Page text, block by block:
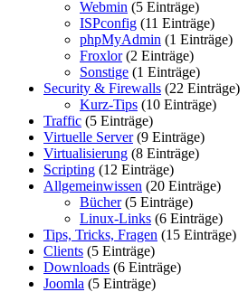
Webmin (5 Einträge)
ISPconfig (11 Einträge)
phpMyAdmin (1 Einträge)
Froxlor(2 Einträge)
Sonstige (1 Einträge)
Security & Firewalls (22 Einträge)
Kurz-Tips (10 Einträge)
Traffic (5 Einträge)
Virtuelle Server(9 Einträge)
Virtualisierung (8 Einträge)
Scripting (12 Einträge)
Allgemeinwissen (20 Einträge)
Bücher(5 Einträge)
Linux-Links (6 Einträge)
Tips, Tricks, Fragen (15 Einträge)
Clients (5 Einträge)
Downloads (6 Einträge)
Joomla (5 Einträge)